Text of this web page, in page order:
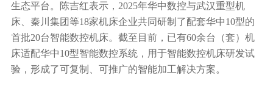
生态平台。陈吉红表示，2025年华中数控与武汉重型机
床、秦川集团等18家机床企业共同研制了配套华中10型的
首批20台智能数控机床。截至目前，已有60余台（套）机
床适配华中10型智能数控系统，用于智能数控机床研发试
验，形成了可复制、可推广的智能加工解决方案。